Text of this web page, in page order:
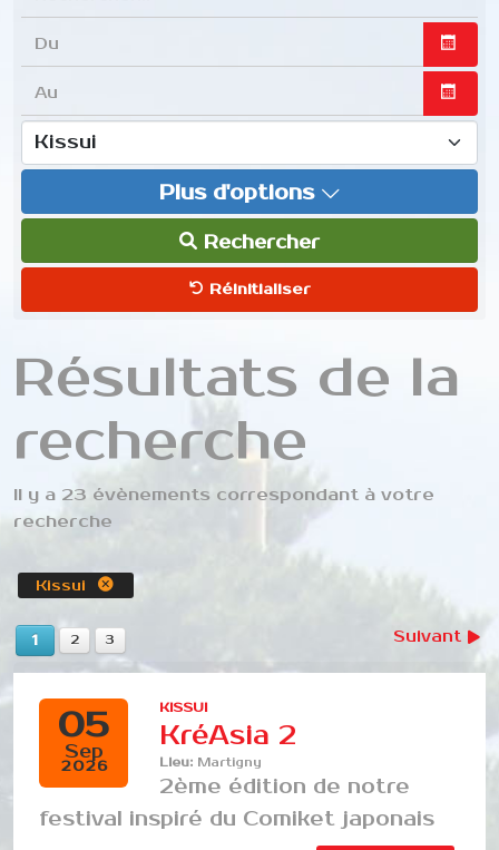
Plus d'options
Rechercher
Réinitialiser
Résultats de la
recherche
Il y a 23 évènements correspondant à votre
recherche
Kissui
1 2 3 Suivant
05
Sep
2026
KISSUI
KréAsia 2
Lieu: Martigny
2ème édition de notre
festival inspiré du Comiket japonais